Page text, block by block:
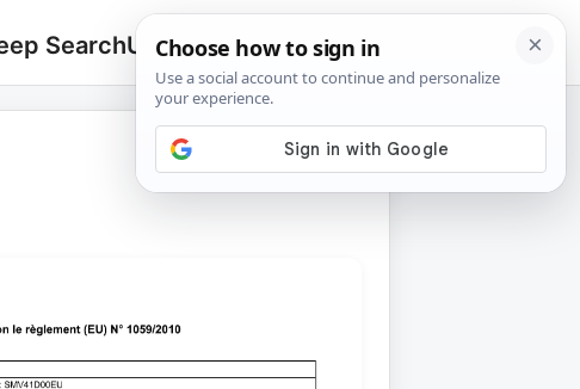
SearchUpload
Search
for:
🔍